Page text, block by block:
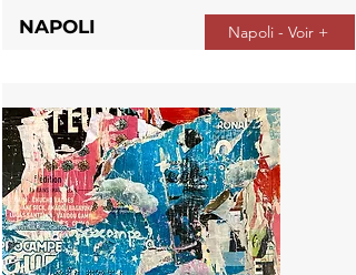
NAPOLI Napoli - Voir +